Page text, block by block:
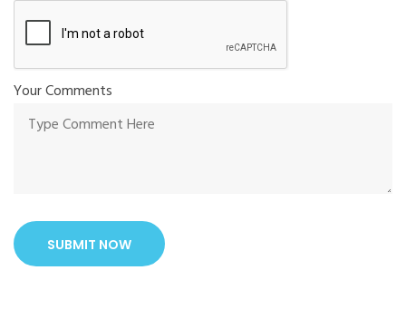
Your Comments
SUBMIT NOW